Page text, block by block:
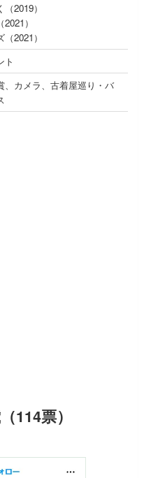
2019）
）
2021）
ト
、カメラ、古着屋巡り・バ
114票）